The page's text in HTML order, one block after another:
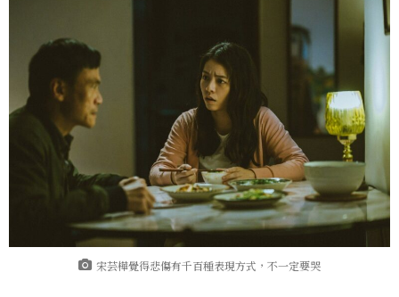
宋芸樺覺得悲傷有千百種表現方式，不一定要哭